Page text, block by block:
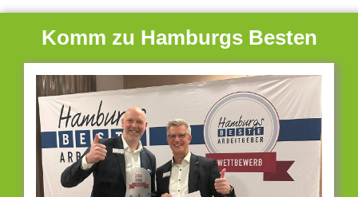
Komm zu Hamburgs Besten